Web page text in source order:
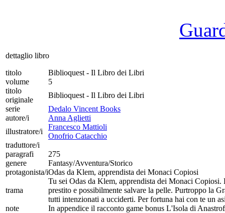
dettaglio libro
titolo
Biblioquest - Il Libro dei Libri
volume
5
titolo
originale
Biblioquest - Il Libro dei Libri
serie
Dedalo Vincent Books
autore/i
Anna Aglietti
illustratore/i
Francesco Mattioli
Onofrio Catacchio
traduttore/i
paragrafi
275
genere
Fantasy/Avventura/Storico
protagonista/iOdas da Klem, apprendista dei Monaci Copiosi
trama
Tu sei Odas da Klem, apprendista dei Monaci
prestito e possibilmente salvare la pelle. Purtroppo la
tutti intenzionati a ucciderti. Per fortuna hai con te un
note
In appendice il racconto game bonus L'Isola di